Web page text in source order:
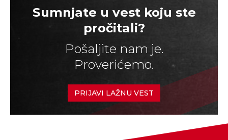
Sumnjate u vest koju ste
pročitali?
Pošaljite nam je.
Proverićemo.
PRIJAVI LAŽNU VEST